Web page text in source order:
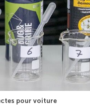
pour voiture